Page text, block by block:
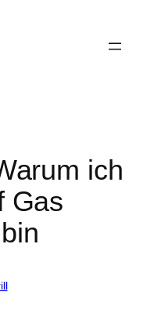
ich
Gas